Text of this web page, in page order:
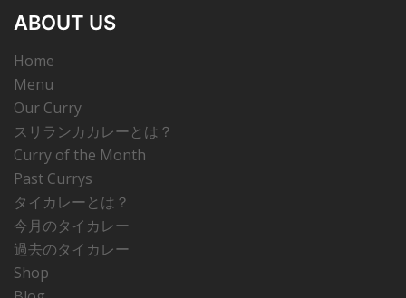
ABOUT US
Home
Menu
Our Curry
スリランカカレーとは？
Curry of the Month
Past Currys
タイカレーとは？
今月のタイカレー
過去のタイカレー
Shop